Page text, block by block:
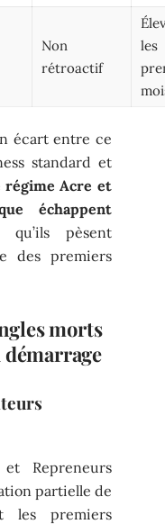
Non
rétroactif
les
écart entre ce
standard et
régime Acre et
échappent
pèsent
des premiers
morts
Repreneurs
partielle de
les premiers